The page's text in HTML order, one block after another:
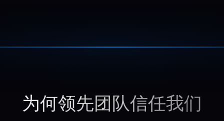
为何领先团队信任我们